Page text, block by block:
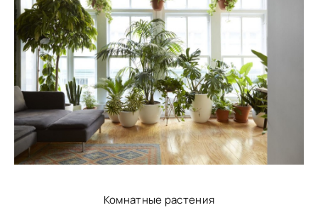
Комнатные растения